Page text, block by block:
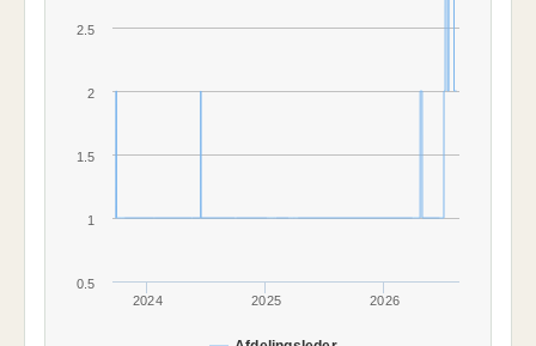
2024 2025 2026
0.5
1
1.5
2
2.5